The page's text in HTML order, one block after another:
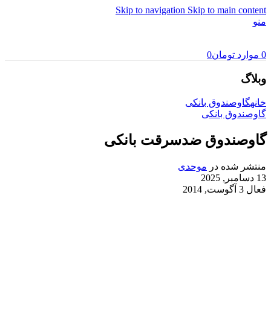
Skip to navigation Skip to main content
منو
0 موارد تومان0
وبلاگ
خانهگاوصندوق بانکی
گاوصندوق بانکی
گاوصندوق ضدسرقت بانکی
منتشر شده در موحدی
13 دسامبر, 2025
فعال 3 آگوست, 2014